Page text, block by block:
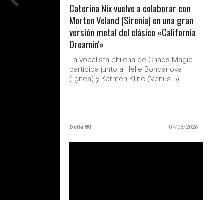
Caterina Nix vuelve a colaborar con
Morten Veland (Sirenia) en una gran
versión metal del clásico «California
Dreamin'»
La vocalista chilena de Chaos Magic
participa junto a Helle Bohdanova
(Ignea) y Karmen Klinc (Venus 5)...
Delta 80 07/08/2026